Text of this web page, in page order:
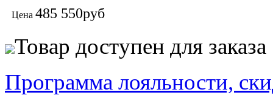
Цена 485 550руб
Товар доступен для заказа
Программа лояльности,